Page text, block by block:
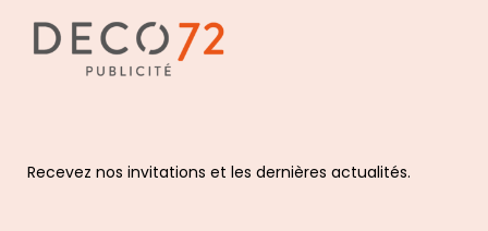
Recevez nos invitations et les dernières actualités.